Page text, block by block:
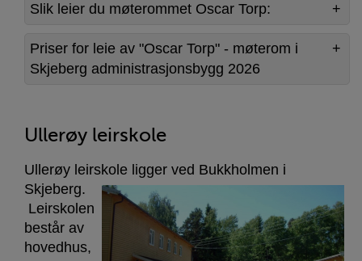
Slik leier du møterommet Oscar Torp:
Priser for leie av "Oscar Torp" - møterom i
Skjeberg administrasjonsbygg 2026
Ullerøy leirskole
Ullerøy leirskole ligger ved Bukkholmen i
Skjeberg.
Leirskolen
består av
hovedhus,